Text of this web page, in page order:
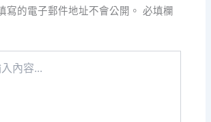
寫的電子郵件地址不會公開。 必填欄